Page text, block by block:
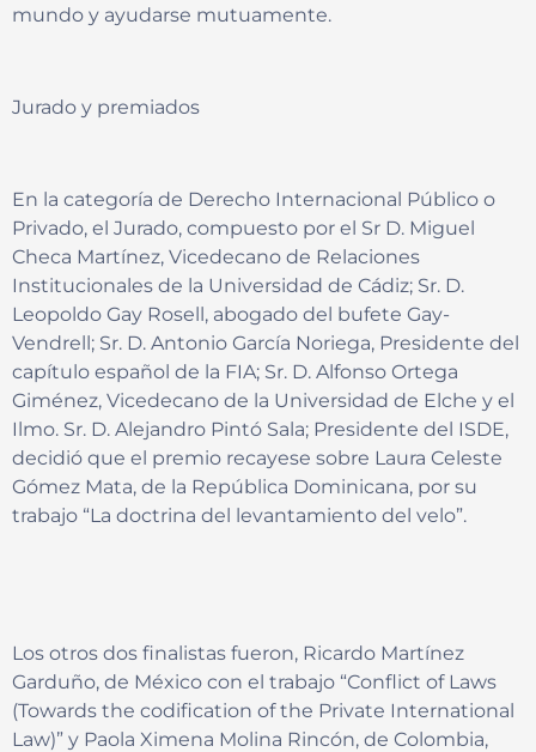
mundo y ayudarse mutuamente.
Jurado y premiados
En la categoría de Derecho Internacional Público o
Privado, el Jurado, compuesto por el Sr D. Miguel
Checa Martínez, Vicedecano de Relaciones
Institucionales de la Universidad de Cádiz; Sr. D.
Leopoldo Gay Rosell, abogado del bufete Gay-
Vendrell; Sr. D. Antonio García Noriega, Presidente del
capítulo español de la FIA; Sr. D. Alfonso Ortega
Giménez, Vicedecano de la Universidad de Elche y el
Ilmo. Sr. D. Alejandro Pintó Sala; Presidente del ISDE,
decidió que el premio recayese sobre Laura Celeste
Gómez Mata, de la República Dominicana, por su
trabajo “La doctrina del levantamiento del velo”.
Los otros dos finalistas fueron, Ricardo Martínez
Garduño, de México con el trabajo “Conflict of Laws
(Towards the codification of the Private International
Law)” y Paola Ximena Molina Rincón, de Colombia,